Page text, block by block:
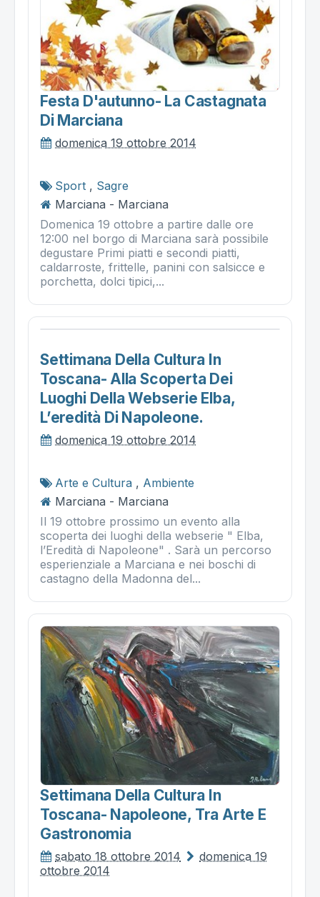
Festa D'autunno- La Castagnata
Di Marciana
domenica 19 ottobre 2014
Sport , Sagre
Marciana - Marciana
Domenica 19 ottobre a partire dalle ore
12:00 nel borgo di Marciana sarà possibile
degustare Primi piatti e secondi piatti,
caldarroste, frittelle, panini con salsicce e
porchetta, dolci tipici,...
Settimana Della Cultura In
Toscana- Alla Scoperta Dei
Luoghi Della Webserie Elba,
L’eredità Di Napoleone.
domenica 19 ottobre 2014
Arte e Cultura , Ambiente
Marciana - Marciana
Il 19 ottobre prossimo un evento alla
scoperta dei luoghi della webserie " Elba,
l’Eredità di Napoleone" . Sarà un percorso
esperienziale a Marciana e nei boschi di
castagno della Madonna del...
Settimana Della Cultura In
Toscana- Napoleone, Tra Arte E
Gastronomia
sabato 18 ottobre 2014
domenica 19
ottobre 2014